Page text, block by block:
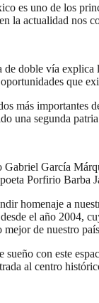
es uno de los
la actualidad nos
doble vía explica
que
más importantes
una segunda
Gabriel García
Porfirio Barba
homenaje a
el año 2004,
de nuestro
sueño con este
al centro